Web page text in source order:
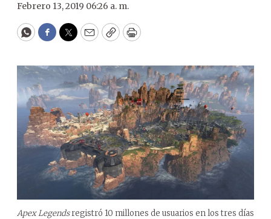
Febrero 13, 2019 06:26 a. m.
WhatsApp
Facebook
Twitter
EmailCopyPrint
Apex Legendsregistró 10 millones de usuarios en los tres días